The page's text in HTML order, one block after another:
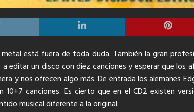
está fuera de toda duda. También la gran
editar un disco con diez canciones y esperar que los
y nos ofrecen algo más. De entrada los alemanes
canciones. Es cierto que en el CD2 existen
musical diferente a la original.